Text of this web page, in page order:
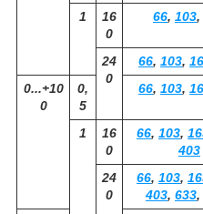
1
16
0
66, 103,
24
0
66, 103,
0...+10
0
0,
5
66, 103,
1
16
0
66, 103,
403
24
0
66, 103,
403, 633,